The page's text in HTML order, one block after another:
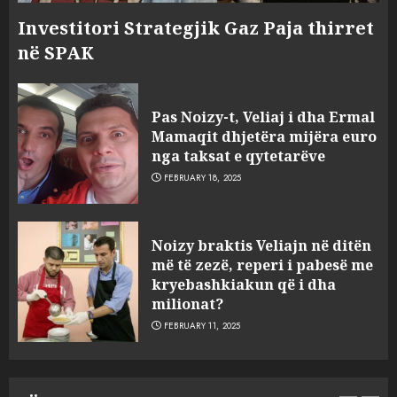
Investitori Strategjik Gaz Paja thirret
në SPAK
Pas Noizy-t, Veliaj i dha Ermal
Mamaqit dhjetëra mijëra euro
nga taksat e qytetarëve
FEBRUARY 18, 2025
Noizy braktis Veliajn në ditën
më të zezë, reperi i pabesë me
kryebashkiakun që i dha
milionat?
FEBRUARY 11, 2025
3
sulmuan “One Albania”,
ngjarja u fsheh. A u vodhën
serverat?
MARCH 25, 2025